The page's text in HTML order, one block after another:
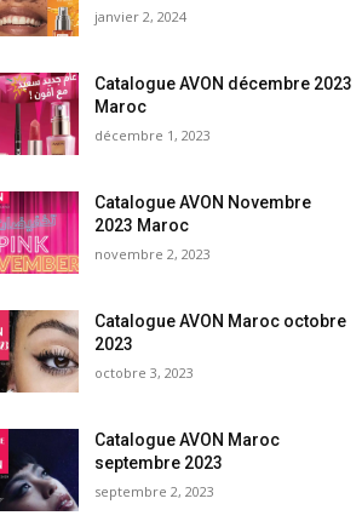
janvier 2, 2024
Catalogue AVON décembre 2023
Maroc
décembre 1, 2023
Catalogue AVON Novembre
2023 Maroc
novembre 2, 2023
Catalogue AVON Maroc octobre
2023
octobre 3, 2023
Catalogue AVON Maroc
septembre 2023
septembre 2, 2023